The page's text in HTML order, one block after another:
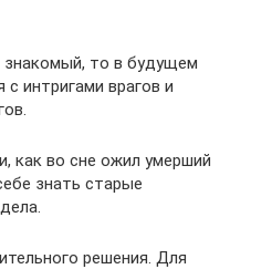
знакомый, то в будущем
с интригами врагов и
как во сне ожил умерший
знать старые
решения. Для